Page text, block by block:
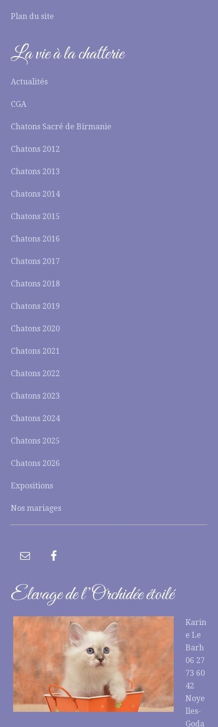
Plan du site
La vie à la chatterie
Actualités
CGA
Chatons Sacré de Birmanie
Chatons 2012
Chatons 2013
Chatons 2014
Chatons 2015
Chatons 2016
Chatons 2017
Chatons 2018
Chatons 2019
Chatons 2020
Chatons 2021
Chatons 2022
Chatons 2023
Chatons 2024
Chatons 2025
Chatons 2026
Expositions
Nos mariages
Elevage de l’Orchidée étoilé
Karin
e Le
Barh
06 27
73 60
42
Noye
lles-
Goda